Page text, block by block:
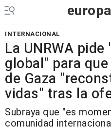
europa
INTERNACIONAL
La UNRWA
global" para
de Gaza
vidas" tras la
Subraya que "es
comunidad